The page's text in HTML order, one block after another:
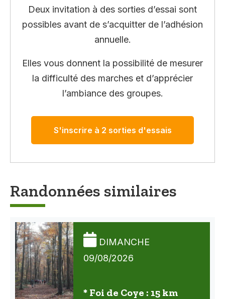
Deux invitation à des sorties d’essai sont
possibles avant de s’acquitter de l’adhésion
annuelle.
Elles vous donnent la possibilité de mesurer
la difficulté des marches et d’apprécier
l’ambiance des groupes.
S'inscrire à 2 sorties d'essais
Randonnées similaires
DIMANCHE
09/08/2026
* Foi de Coye : 15 km